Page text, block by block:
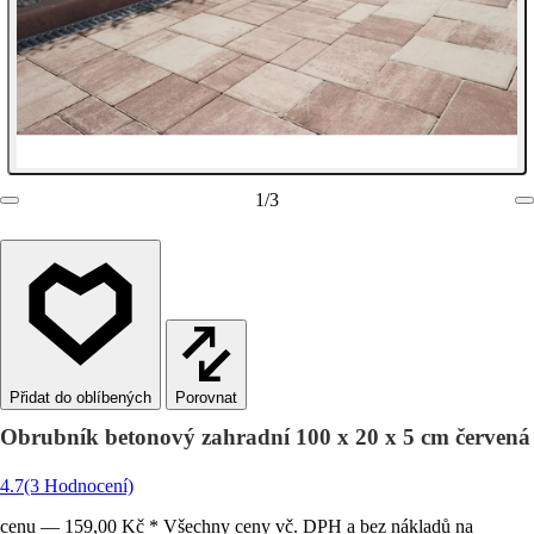
1/3
Porovnat
Obrubník betonový zahradní 100 x 20 x 5 cm červená
4.7(3 Hodnocení)
cenu — 159,00 Kč * Všechny ceny vč. DPH a bez nákladů na